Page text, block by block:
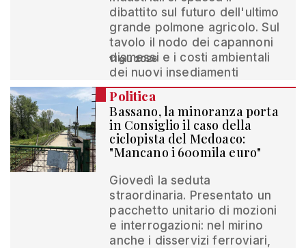
dibattito sul futuro dell'ultimo
grande polmone agricolo. Sul
tavolo il nodo dei capannoni
dismessi e i costi ambientali
dei nuovi insediamenti
11 giu 2026
Politica
Bassano, la minoranza porta
in Consiglio il caso della
ciclopista del Medoaco:
"Mancano i 600mila euro"
Giovedì la seduta
straordinaria. Presentato un
pacchetto unitario di mozioni
e interrogazioni: nel mirino
anche i disservizi ferroviari,